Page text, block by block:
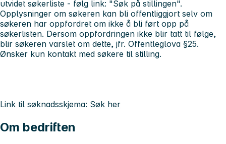
utvidet søkerliste - følg link: "Søk på stillingen".
Opplysninger om søkeren kan bli offentliggjort selv om
søkeren har oppfordret om ikke å bli ført opp på
søkerlisten. Dersom oppfordringen ikke blir tatt til følge,
blir søkeren varslet om dette, jfr. Offentleglova §25.
Ønsker kun kontakt med søkere til stilling.
Link til søknadsskjema: Søk her
Om bedriften